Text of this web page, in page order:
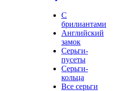
С
брилиантами
Английский
замок
Серьги-
пусеты
Серьги-
кольца
Все серьги